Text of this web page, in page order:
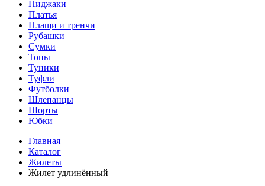
Пиджаки
Платья
Плащи и тренчи
Рубашки
Сумки
Топы
Туники
Туфли
Футболки
Шлепанцы
Шорты
Юбки
Главная
Каталог
Жилеты
Жилет удлинённый